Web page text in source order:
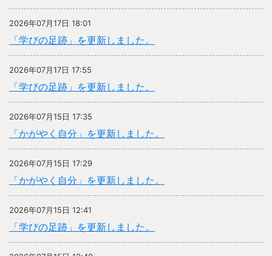
2026年07月17日 18:01
「学びの足跡」を更新しました。
2026年07月17日 17:55
「学びの足跡」を更新しました。
2026年07月15日 17:35
「かがやく自分」を更新しました。
2026年07月15日 17:29
「かがやく自分」を更新しました。
2026年07月15日 12:41
「学びの足跡」を更新しました。